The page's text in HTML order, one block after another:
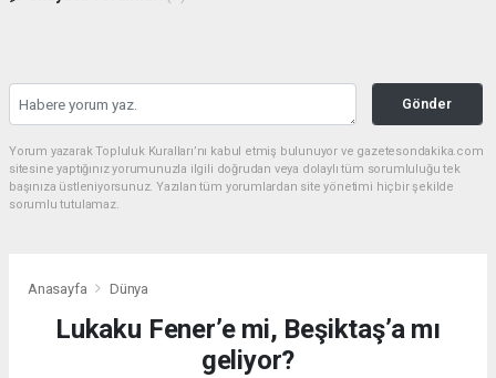
Gönder
Yorum yazarak Topluluk Kuralları’nı kabul etmiş bulunuyor ve gazetesondakika.com
sitesine yaptığınız yorumunuzla ilgili doğrudan veya dolaylı tüm sorumluluğu tek
başınıza üstleniyorsunuz. Yazılan tüm yorumlardan site yönetimi hiçbir şekilde
sorumlu tutulamaz.
Anasayfa Dünya
Lukaku Fener’e mi, Beşiktaş’a mı
geliyor?